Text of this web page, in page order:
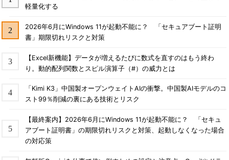
軽量化する
2026年6月にWindows 11が起動不能に？ 「セキュアブート証明
書」期限切れリスクと対策
【Excel新機能】データが増えるたびに数式を直すのはもう終わ
り。動的配列関数とスピル演算子（#）の威力とは
「Kimi K3」中国製オープンウェイトAIの衝撃。中国製AIモデルのコ
スト99％削減の裏にある技術とリスク
【最終案内】2026年6月にWindows 11が起動不能に？ 「セキュ
アブート証明書」の期限切れリスクと対策、起動しなくなった場合
の対応策